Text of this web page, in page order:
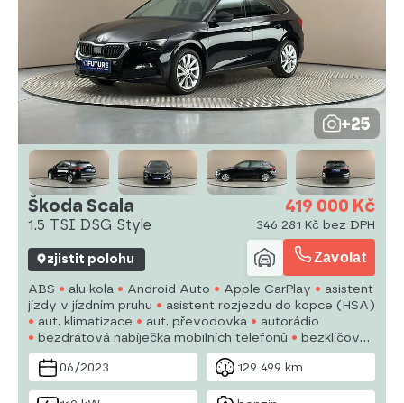
+25
Škoda Scala
1.5 TSI DSG Style
419 000 Kč
346 281 Kč bez DPH
zjistit polohu Zavolat
ABS alu kola Android Auto Apple CarPlay
asistent
jízdy v jízdním pruhu
asistent rozjezdu do kopce (HSA)
aut. klimatizace
aut. převodovka
autorádio
bezdrátová nabíječka mobilních telefonů
bezklíčové
odemykání
bluetooth brzdový asistent
centrál
dálkový
dojezdové rezervní kolo
06/2023 129 499 km